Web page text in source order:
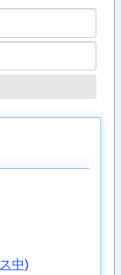
中)